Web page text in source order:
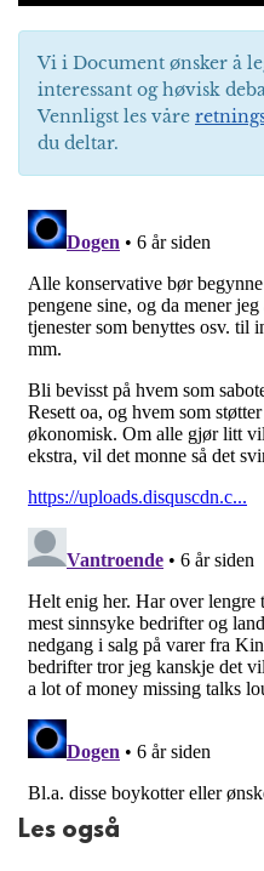
Vi i Document ønsker å
interessant og høvisk
Vennligst les våre
du deltar.
Les også